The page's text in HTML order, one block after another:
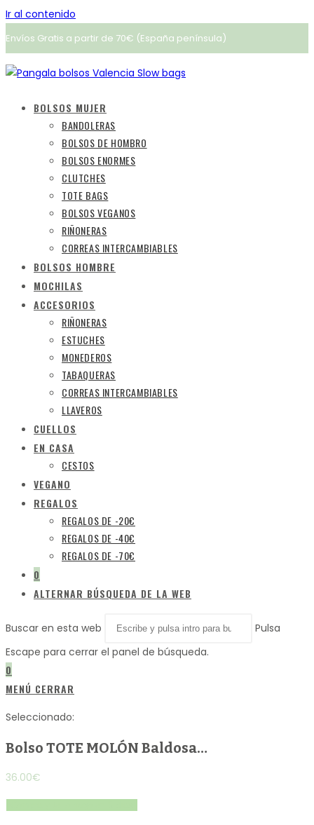
Ir al contenido
Envíos Gratis a partir de 70€ (España península)
BOLSOS MUJER
BANDOLERAS
BOLSOS DE HOMBRO
BOLSOS ENORMES
CLUTCHES
TOTE BAGS
BOLSOS VEGANOS
RIÑONERAS
CORREAS INTERCAMBIABLES
BOLSOS HOMBRE
MOCHILAS
ACCESORIOS
RIÑONERAS
ESTUCHES
MONEDEROS
TABAQUERAS
CORREAS INTERCAMBIABLES
LLAVEROS
CUELLOS
EN CASA
CESTOS
VEGANO
REGALOS
REGALOS DE -20€
REGALOS DE -40€
REGALOS DE -70€
0
ALTERNAR BÚSQUEDA DE LA WEB
Buscar en esta web
Pulsa
Escape para cerrar el panel de búsqueda.
0
MENÚ CERRAR
Seleccionado:
Bolso TOTE MOLÓN Baldosa…
36.00€